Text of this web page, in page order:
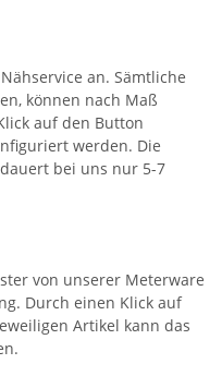
an. Sämtliche
können nach Maß
auf den Button
werden. Die
bei uns nur 5-7
von unserer Meterware
Durch einen Klick auf
Artikel kann das